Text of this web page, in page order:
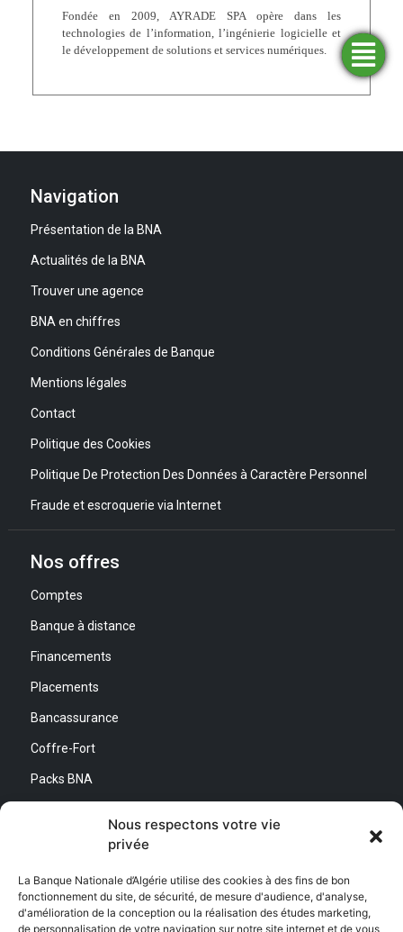
Nous respectons votre vie
privée
La Banque Nationale d’Algérie utilise des cookies à des fins de bon
fonctionnement du site, de sécurité, de mesure d'audience, d'analyse,
d'amélioration de la conception ou la réalisation des études marketing,
de personnalisation de votre navigation sur notre site internet et de vous
Fondée en 2009, AYRADE SPA opère dans les
technologies de l’information, l’ingénierie logicielle et
le développement de solutions et services numériques.
Navigation
Présentation de la BNA
Actualités de la BNA
Trouver une agence
BNA en chiffres
Conditions Générales de Banque
Mentions légales
Contact
Politique des Cookies
Politique De Protection Des Données à Caractère Personnel
Fraude et escroquerie via Internet
Nos offres
Comptes
Banque à distance
Financements
Placements
Bancassurance
Coffre-Fort
Packs BNA
Direction Générale :
Adresse : Quartier d’Affaires Bab Ezzouar
Trouver
une
agence
Demander
un
financement
Simulateurs
Ouvrir
un
compte